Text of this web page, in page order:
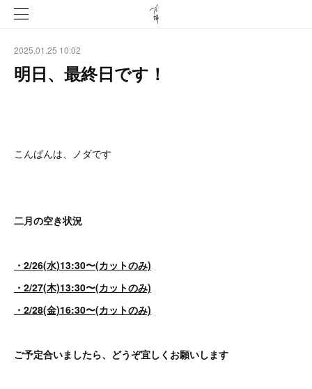
2025.01.25 10:02
明日、最終日です！
こんばんは、ノダです
二月の空き状況
・2/26(水)13:30〜(カットのみ)
・2/27(木)13:30〜(カットのみ)
・2/28(金)16:30〜(カットのみ)
ご予定合いましたら、どうぞ宜しくお願いします